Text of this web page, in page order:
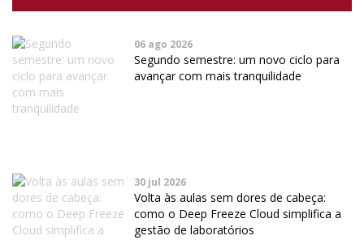
06 ago 2026
Segundo semestre: um novo ciclo para
avançar com mais tranquilidade
30 jul 2026
Volta às aulas sem dores de cabeça:
como o Deep Freeze Cloud simplifica a
gestão de laboratórios